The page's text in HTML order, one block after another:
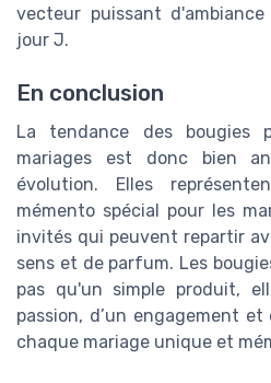
vecteur puissant
jour J.
En conclusion
La tendance des bougies
mariages est donc bien
évolution. Elles
mémento spécial pour les
invités qui peuvent repartir
sens et de parfum. Les
pas qu'un simple produit,
passion, d’un engagement
chaque mariage unique et